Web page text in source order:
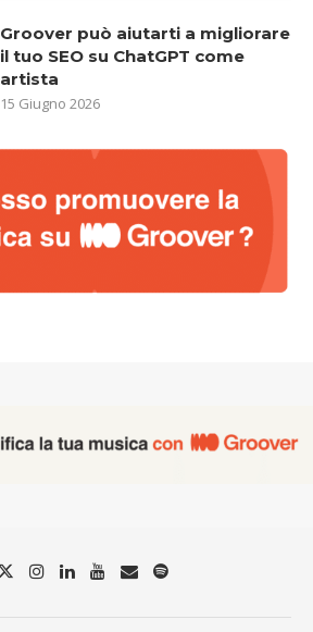
Groover può aiutarti a migliorare
il tuo SEO su ChatGPT come
artista
15 Giugno 2026